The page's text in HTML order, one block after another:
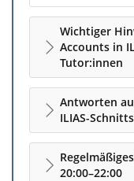
Wichtiger
Accounts in
Tutor:innen
Antworten
ILIAS-
20:00–22:00